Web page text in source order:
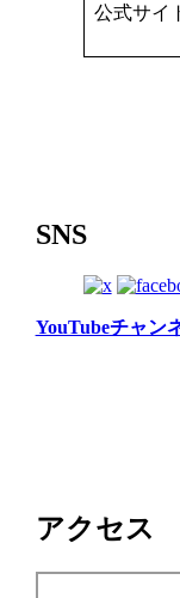
公式サイ
SNS
YouTubeチャン
アクセス